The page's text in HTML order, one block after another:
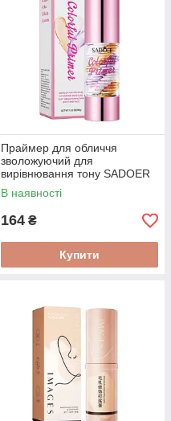
Праймер для обличчя
зволожуючий для
вирівнювання тону SADOER
Colorful Primer 30 г
В наявності
164 ₴
Купити